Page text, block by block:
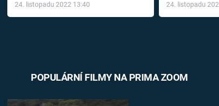
24. listopadu 2022 13:40
léky
24. listopadu
POPULÁRNÍ FILMY NA PRIMA ZOOM